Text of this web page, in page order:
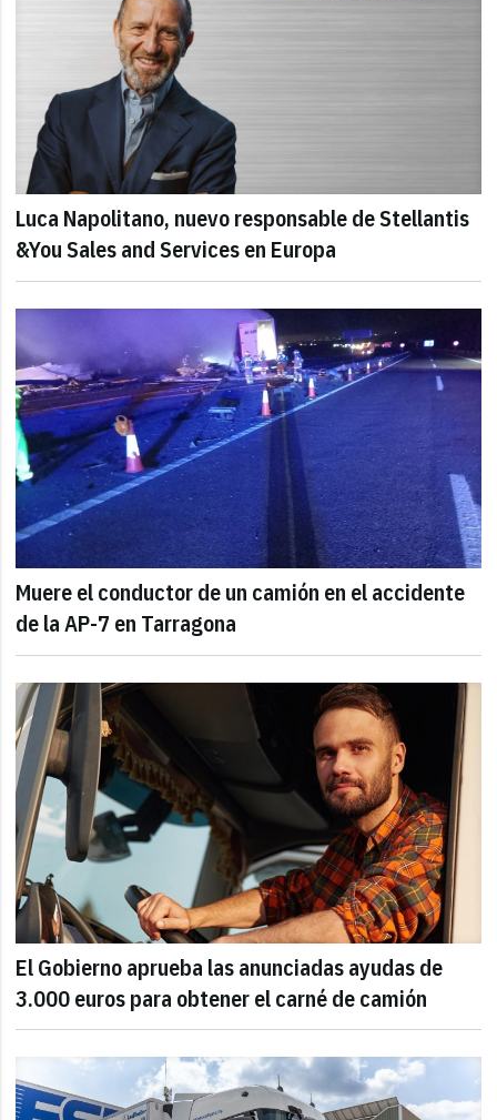
Luca Napolitano, nuevo responsable de Stellantis
&You Sales and Services en Europa
Muere el conductor de un camión en el accidente
de la AP-7 en Tarragona
El Gobierno aprueba las anunciadas ayudas de
3.000 euros para obtener el carné de camión